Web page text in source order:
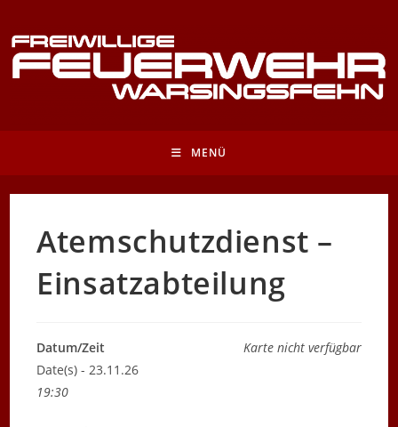
Inhalt
springen
MENÜ
Atemschutzdienst –
Einsatzabteilung
Karte nicht verfügbar
Datum/Zeit
Date(s) - 23.11.26
19:30